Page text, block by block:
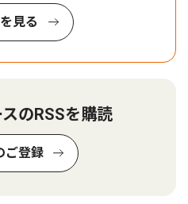
見る
のRSSを購読
ご登録